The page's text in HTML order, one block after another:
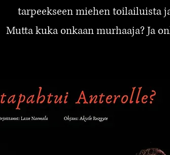
tarpeekseen miehen toilailuista
Mutta kuka onkaan murhaaja? Ja